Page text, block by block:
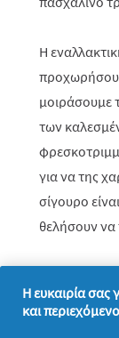
Η
μοιράσουμε
των
για να της
σίγουρο
θελήσουν να
Η ευκαιρία σας
και